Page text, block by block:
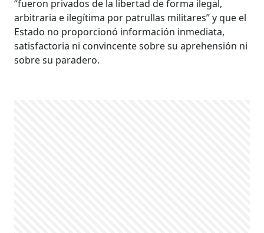
“fueron privados de la libertad de forma ilegal,
arbitraria e ilegítima por patrullas militares” y que el
Estado no proporcionó información inmediata,
satisfactoria ni convincente sobre su aprehensión ni
sobre su paradero.